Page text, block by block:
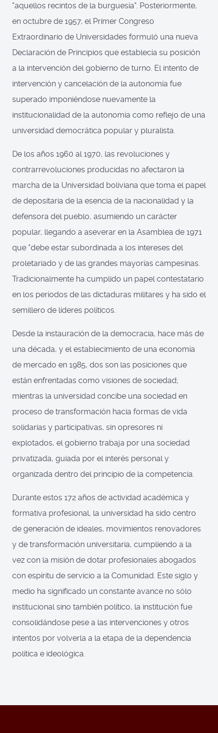
"aquellos recintos de la burguesía". Posteriormente,
en octubre de 1957, el Primer Congreso
Extraordinario de Universidades formuló una nueva
Declaración de Principios que establecía su posición
a la intervención del gobierno de turno. El intento de
intervención y cancelación de la autonomía fue
superado imponiéndose nuevamente la
institucionalidad de la autonomía como reflejo de una
universidad democrática popular y pluralista.
De los años 1960 al 1970, las revoluciones y
contrarrevoluciones producidas no afectaron la
marcha de la Universidad boliviana que toma el papel
de depositaria de la esencia de la nacionalidad y la
defensora del pueblo, asumiendo un carácter
popular, llegando a aseverar en la Asamblea de 1971
que "debe estar subordinada a los intereses del
proletariado y de las grandes mayorías campesinas.
Tradicionalmente ha cumplido un papel contestatario
en los períodos de las dictaduras militares y ha sido el
semillero de líderes políticos.
Desde la instauración de la democracia, hace más de
una década, y el establecimiento de una economía
de mercado en 1985, dos son las posiciones que
están enfrentadas como visiones de sociedad;
mientras la universidad concibe una sociedad en
proceso de transformación hacia formas de vida
solidarias y participativas, sin opresores ni
explotados, el gobierno trabaja por una sociedad
privatizada, guiada por el interés personal y
organizada dentro del principio de la competencia.
Durante estos 172 años de actividad académica y
formativa profesional, la universidad ha sido centro
de generación de ideales, movimientos renovadores
y de transformación universitaria, cumpliendo a la
vez con la misión de dotar profesionales abogados
con espíritu de servicio a la Comunidad. Este siglo y
medio ha significado un constante avance no sólo
institucional sino también político, la institución fue
consolidándose pese a las intervenciones y otros
intentos por volverla a la etapa de la dependencia
política e ideológica.